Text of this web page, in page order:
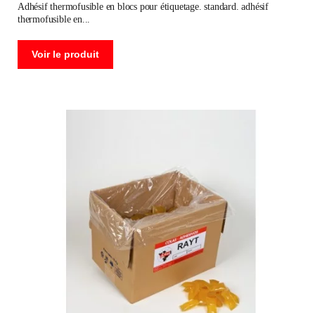
adhésif thermofusible en blocs pour étiquetage. standard. adhésif
thermofusible en
Voir le produit